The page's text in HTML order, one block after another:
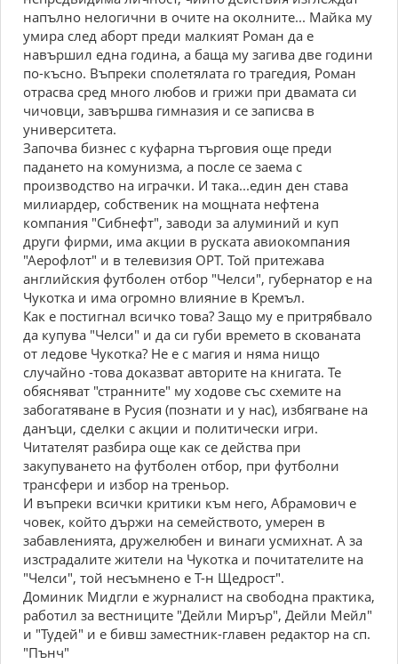
напълно нелогични в очите на околните... Майка му
умира след аборт преди малкият Роман да е
навършил една година, а баща му загива две години
по-късно. Въпреки сполетялата го трагедия, Роман
отрасва сред много любов и грижи при двамата си
чичовци, завършва гимназия и се записва в
университета.
Започва бизнес с куфарна търговия още преди
падането на комунизма, а после се заема с
производство на играчки. И така...един ден става
милиардер, собственик на мощната нефтена
компания "Сибнефт", заводи за алуминий и куп
други фирми, има акции в руската авиокомпания
"Аерофлот" и в телевизия ОРТ. Той притежава
английския футболен отбор "Челси", губернатор е на
Чукотка и има огромно влияние в Кремъл.
Как е постигнал всичко това? Защо му е притрябвало
да купува "Челси" и да си губи времето в скованата
от ледове Чукотка? Не е с магия и няма нищо
случайно -това доказват авторите на книгата. Те
обясняват "странните" му ходове със схемите на
забогатяване в Русия (познати и у нас), избягване на
данъци, сделки с акции и политически игри.
Читателят разбира още как се действа при
закупуването на футболен отбор, при футболни
трансфери и избор на треньор.
И въпреки всички критики към него, Абрамович е
човек, който държи на семейството, умерен в
забавленията, дружелюбен и винаги усмихнат. А за
изстрадалите жители на Чукотка и почитателите на
"Челси", той несъмнено е Т-н Щедрост".
Доминик Мидгли е журналист на свободна практика,
работил за вестниците "Дейли Мирър", Дейли Мейл"
и "Тудей" и е бивш заместник-главен редактор на сп.
"Пънч"